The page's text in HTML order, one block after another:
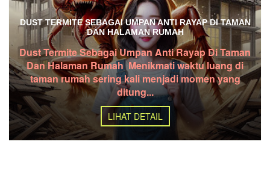
DUST TERMITE SEBAGAI UMPAN ANTI RAYAP DI TAMAN
DAN HALAMAN RUMAH
Dust Termite Sebagai Umpan Anti Rayap Di Taman
Dan Halaman Rumah Menikmati waktu luang di
taman rumah sering kali menjadi momen yang
ditung...
LIHAT DETAIL